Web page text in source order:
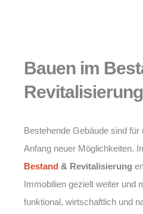
Bauen im
Revitalisierung
Bestehende Gebäude sind
Anfang neuer Möglichkeiten.
Bestand & Revitalisierung
Immobilien gezielt weiter und
funktional, wirtschaftlich und